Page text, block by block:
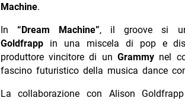
Machine.
In “Dream Machine”, il groove si
Goldfrappin una miscela di pop e
produttore vincitore di un Grammynel
fascino futuristico della musica dance
La collaborazione con Alison